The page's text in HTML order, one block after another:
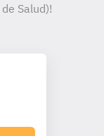
Salud)!